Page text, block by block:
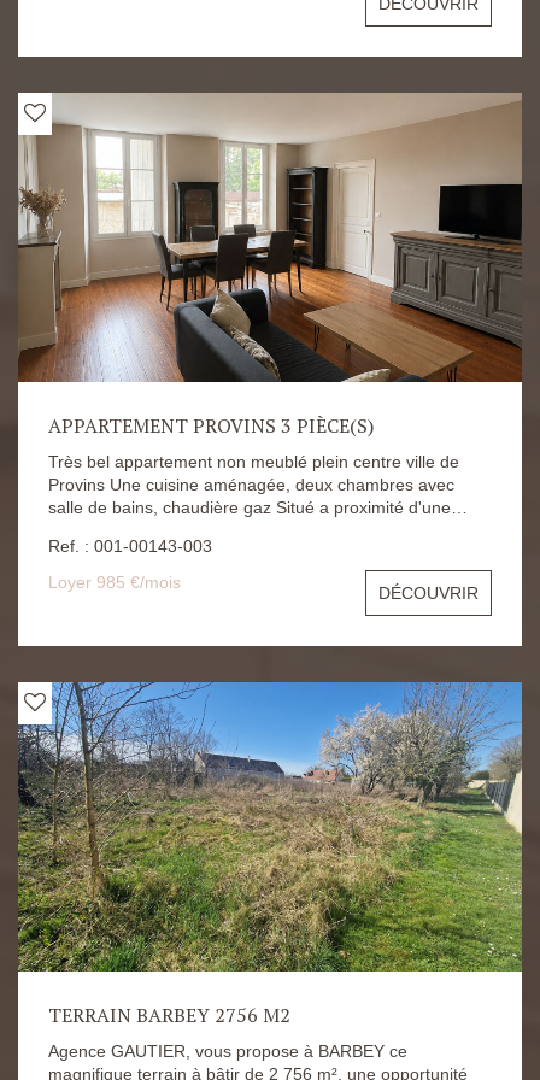
Ce bien est composé de la manière suivante : Au RDC :
une entrée, un salon, une chambre, une cuisine
aménagée et équipée, une buanderie, un WC, une salle
une cave, un jardin fleuri, un grenier. Les risques
auxquels ce bien s'expose sont disponibles sur le site
Géorisques : https://www.georisques.gouv.fr/ La gestion
du dossier est assurée par M. ZGRAJA Mike Contactez
dès maintenant l'Agence Gautier pour plus d'informations
par téléphone au 01 64 60 10 90 ou par mail sur
info@gautierimmo.fr
DÉCOUVRIR
APPARTEMENT PROVINS 3 PIÈCE(S)
Très bel appartement non meublé plein centre ville de
Provins Une cuisine aménagée, deux chambres avec
salle de bains, chaudière gaz Situé a proximité d'une
Ref. : 001-00143-003
Loyer 985 €/mois
DÉCOUVRIR
TERRAIN BARBEY 2756 M2
Agence GAUTIER, vous propose à BARBEY ce
magnifique terrain à bâtir de 2 756 m², une opportunité